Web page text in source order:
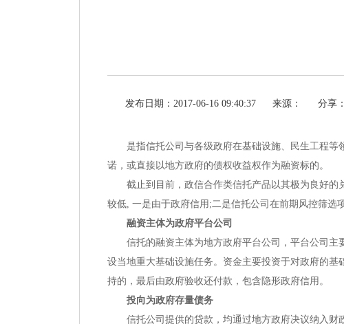
发布日期：2017-06-16 09:40:37 来源： 分享：
是指信托公司与各级政府在基础设施、民生工程
诺，或直接以地方政府的债权收益权作为融资标的。
截止到目前，政信合作类信托产品以其极为良好
较低, 一是由于政府信用;二是信托公司在前期风控筛选
融资主体为政府平台公司
信托的融资主体为地方政府平台公司，平台公司
设当地重大基础设施任务。资金主要投资于对政府的
持的，最后由政府验收还付款，包含隐形政府信用。
投向为政府存量债务
信托公司提供的贷款，均通过地方政府决议纳入